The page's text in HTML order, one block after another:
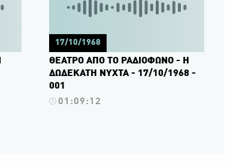
17/10/1968
ΘΕΑΤΡΟ ΑΠΟ ΤΟ ΡΑΔΙΟΦΩΝΟ - Η
ΔΩΔΕΚΑΤΗ ΝΥΧΤΑ - 17/10/1968 -
001
01:09:12